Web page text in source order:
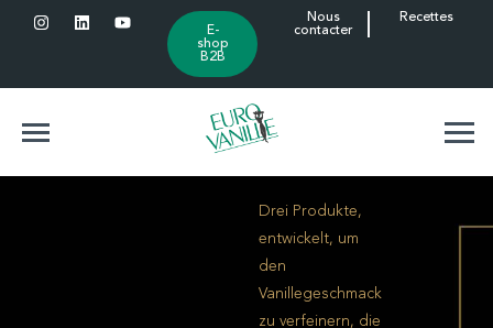
E-
shop
B2B
Nous
contacter
Recettes
Drei Produkte,
entwickelt, um
den
Vanillegeschmack
zu verfeinern, die